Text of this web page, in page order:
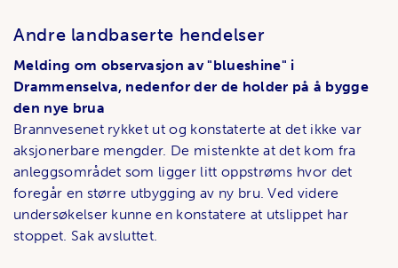
Andre landbaserte hendelser
Melding om observasjon av "blueshine" i
Drammenselva, nedenfor der de holder på å bygge
den nye brua
Brannvesenet rykket ut og konstaterte at det ikke var
aksjonerbare mengder. De mistenkte at det kom fra
anleggsområdet som ligger litt oppstrøms hvor det
foregår en større utbygging av ny bru. Ved videre
undersøkelser kunne en konstatere at utslippet har
stoppet. Sak avsluttet.